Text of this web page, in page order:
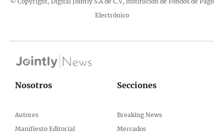
Electrónico
Nosotros
Autores
Manifiesto Editorial
Secciones
Breaking News
Mercados